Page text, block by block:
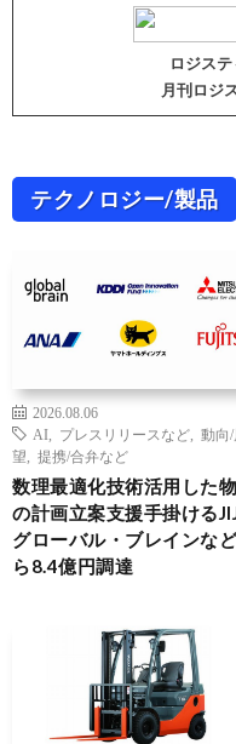
ロジス
月刊ロジ
テクノロジー/製品
2026.08.06
AI
プレスリリースなど
動向/
望
提携/合弁など
数理最適化技術活用した
の計画立案支援手掛けるJIJ
グローバル・ブレインな
ら8.4億円調達